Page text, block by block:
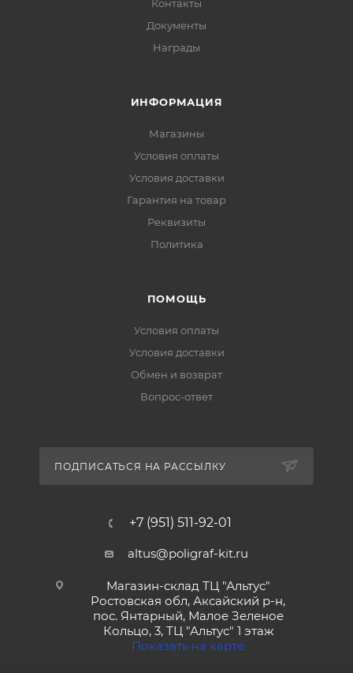
Контакты
Документы
Награды
ИНФОРМАЦИЯ
Магазины
Условия оплаты
Условия доставки
Гарантия на товар
Реквизиты
Политика
ПОМОЩЬ
Условия оплаты
Условия доставки
Обмен и возврат
Вопрос-ответ
ПОДПИСАТЬСЯ НА РАССЫЛКУ
+7 (951) 511-92-01
altus@poligraf-kit.ru
Магазин-склад ТЦ "Альтус"
Ростовская обл, Аксайский р-н,
пос. Янтарный, Малое Зеленое
Кольцо, 3, ТЦ "Альтус" 1 этаж
Показать на карте